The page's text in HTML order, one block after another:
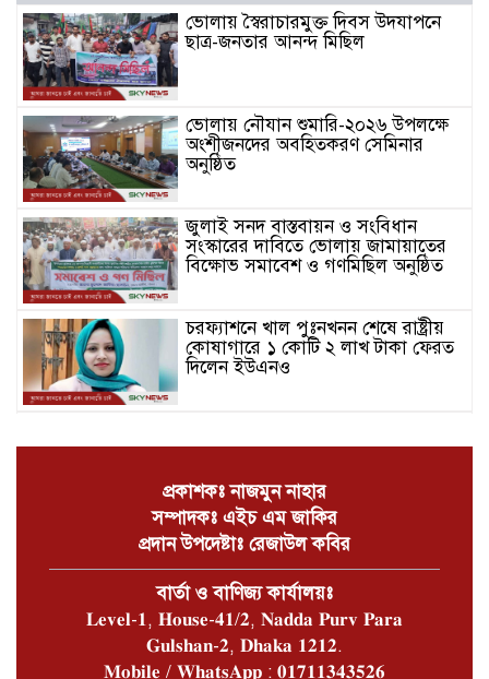
ভোলায় স্বৈরাচারমুক্ত দিবস উদযাপনে
ছাত্র-জনতার আনন্দ মিছিল
ভোলায় নৌযান শুমারি-২০২৬ উপলক্ষে
অংশীজনদের অবহিতকরণ সেমিনার
অনুষ্ঠিত
জুলাই সনদ বাস্তবায়ন ও সংবিধান
সংস্কারের দাবিতে ভোলায় জামায়াতের
বিক্ষোভ সমাবেশ ও গণমিছিল অনুষ্ঠিত
চরফ্যাশনে খাল পুঃনখনন শেষে রাষ্ট্রীয়
কোষাগারে ১ কোটি ২ লাখ টাকা ফেরত
দিলেন ইউএনও
খসলেই চটে ওঠা মানুষটি চাঁদাবাজি
ভোলার বোরহানউদ্দিনে গাঁজা চাষে
সফলতার হাতছানি
ভোলার লালমোহনে বাস চাঁপায় প্রাণ
হারালো শিশু মাইশা
প্রকাশকঃ নাজমুন নাহার
সম্পাদকঃ এইচ এম জাকির
প্রদান উপদেষ্টাঃ রেজাউল কবির
বার্তা ও বাণিজ্য কার্যালয়ঃ
𝐋𝐞𝐯𝐞𝐥-𝟏, 𝐇𝐨𝐮𝐬𝐞-𝟒𝟏/𝟐, 𝐍𝐚𝐝𝐝𝐚 𝐏𝐮𝐫𝐯 𝐏𝐚𝐫𝐚
𝐆𝐮𝐥𝐬𝐡𝐚𝐧-𝟐, 𝐃𝐡𝐚𝐤𝐚 𝟏𝟐𝟏𝟐.
𝐌𝐨𝐛𝐢𝐥𝐞 / 𝐖𝐡𝐚𝐭𝐬𝐀𝐩𝐩 : 𝟎𝟏𝟕𝟏𝟏𝟑𝟒𝟑𝟓𝟐𝟔